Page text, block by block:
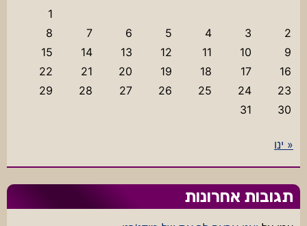
1
2
3
4
5
6
7
8
9
10
11
12
13
14
15
16
17
18
19
20
21
22
23
24
25
26
27
28
29
30
31
« ינו
תגובות אחרונות